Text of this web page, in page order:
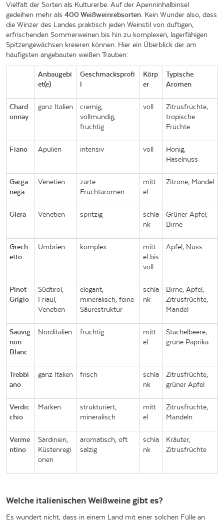
Vielfalt der Sorten als Kulturerbe: Auf der Apenninhalbinsel
gedeihen mehr als 400 Weißweinrebsorten . Kein Wunder also, dass
die Winzer des Landes praktisch jeden Weinstil von duftigen,
erfrischenden Sommerweinen bis hin zu komplexen, lagerfähigen
Spitzengewächsen kreieren können. Hier ein Überblick der am
häufigsten angebauten weißen Trauben:
Anbaugebi
et(e)
Geschmacksprofi
l
Körp
er
Typische
Aromen
Chard
onnay
ganz Italien
cremig,
vollmundig,
fruchtig
voll
Zitrusfrüchte,
tropische
Früchte
Fiano Apulien intensiv voll
Honig,
Haselnuss
Garga
nega
Venetien
zarte
Fruchtaromen
mitt
el
Zitrone, Mandel
Glera Venetien spritzig
schla
nk
Grüner Apfel,
Birne
Grech
etto
Umbrien komplex
mitt
el bis
voll
Apfel, Nuss
Pinot
Grigio
Südtirol,
Friaul,
Venetien
elegant,
mineralisch, feine
Säurestruktur
schla
nk
Birne, Apfel,
Zitrusfrüchte,
Mandel
Sauvig
non
Blanc
Norditalien fruchtig
mitt
el
Stachelbeere,
grüne Paprika
Trebbi
ano
ganz Italien frisch
schla
nk
Zitrusfrüchte,
grüner Apfel
Verdic
chio
Marken
strukturiert,
mineralisch
mitt
el
Zitrusfrüchte,
Mandeln
Verme
ntino
Sardinien,
Küstenregi
onen
aromatisch, oft
salzig
schla
nk
Kräuter,
Zitrusfrüchte
Welche italienischen Weißweine gibt es?
Es wundert nicht, dass in einem Land mit einer solchen Fülle an